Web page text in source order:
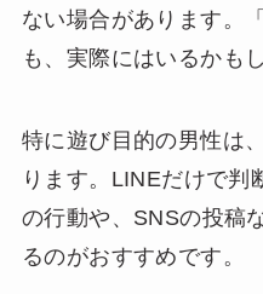
ない場合があります。
も、実際にはいるかも
特に遊び目的の男性は
ります。LINEだけで判
の行動や、SNSの投稿
るのがおすすめです。